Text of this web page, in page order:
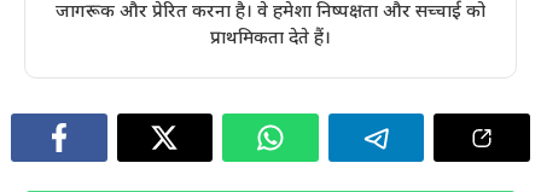
जागरूक और प्रेरित करना है। वे हमेशा निष्पक्षता और सच्चाई को
प्राथमिकता देते हैं।